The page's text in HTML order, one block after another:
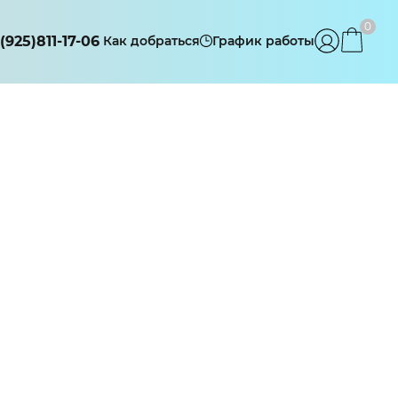
17-06 Как добраться График работы
0